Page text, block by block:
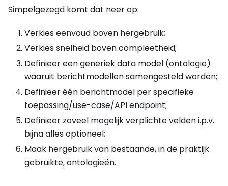
Simpelgezegd komt dat neer op:
Verkies eenvoud boven hergebruik;
Verkies snelheid boven compleetheid;
Definieer een generiek data model (ontologie)
waaruit berichtmodellen samengesteld worden;
Definieer één berichtmodel per specifieke
toepassing/use-case/API endpoint;
Definieer zoveel mogelijk verplichte velden i.p.v.
bijna alles optioneel;
Maak hergebruik van bestaande, in de praktijk
gebruikte, ontologieën.